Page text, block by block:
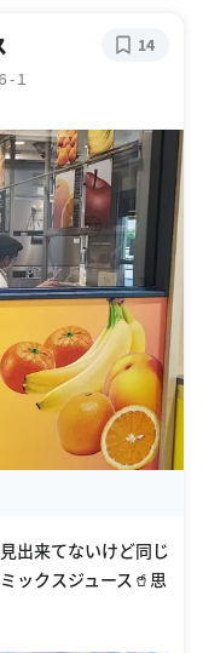
-１
14
出来てないけど同じ
ックスジュース🥤思